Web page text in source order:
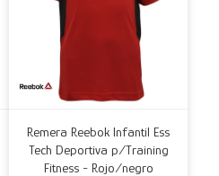
Remera Reebok Infantil Ess
Tech Deportiva p/Training
Fitness - Rojo/negro